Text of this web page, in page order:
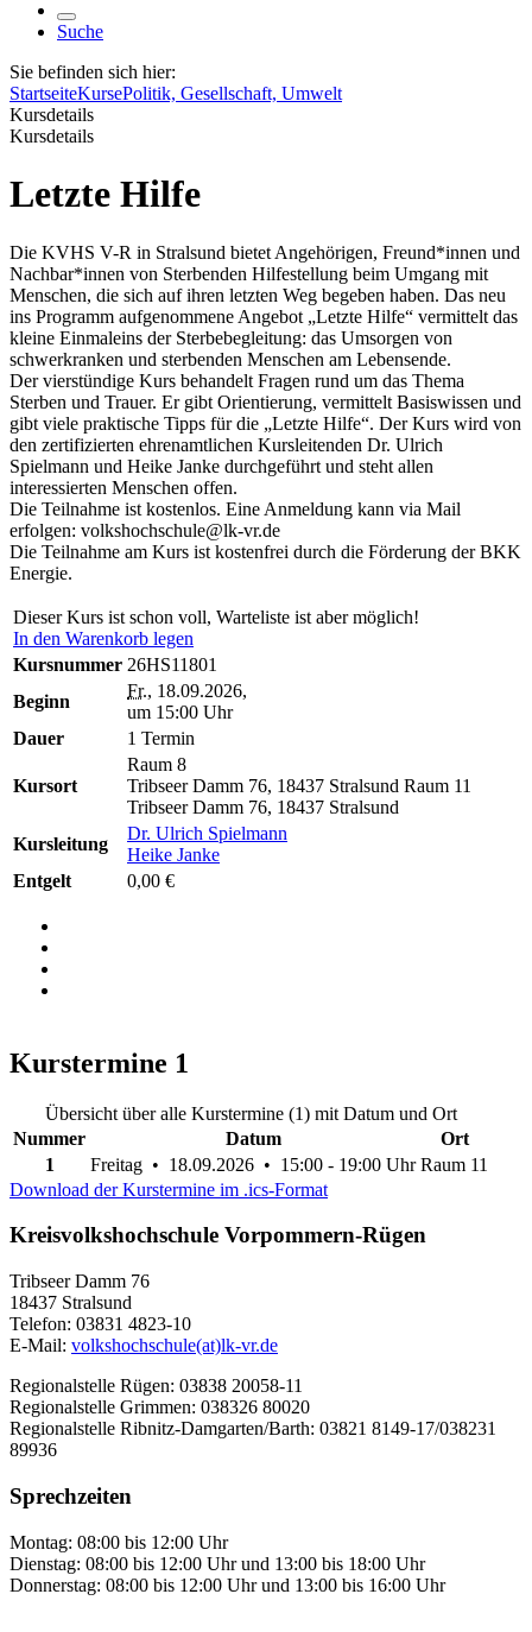
Suche
Sie befinden sich hier:
StartseiteKursePolitik, Gesellschaft, Umwelt
Kursdetails
Kursdetails
Letzte Hilfe
Die KVHS V-R in Stralsund bietet Angehörigen, Freund*innen und
Nachbar*innen von Sterbenden Hilfestellung beim Umgang mit
Menschen, die sich auf ihren letzten Weg begeben haben. Das neu
ins Programm aufgenommene Angebot „Letzte Hilfe“ vermittelt das
kleine Einmaleins der Sterbebegleitung: das Umsorgen von
schwerkranken und sterbenden Menschen am Lebensende.
Der vierstündige Kurs behandelt Fragen rund um das Thema
Sterben und Trauer. Er gibt Orientierung, vermittelt Basiswissen und
gibt viele praktische Tipps für die „Letzte Hilfe“. Der Kurs wird von
den zertifizierten ehrenamtlichen Kursleitenden Dr. Ulrich
Spielmann und Heike Janke durchgeführt und steht allen
interessierten Menschen offen.
Die Teilnahme ist kostenlos. Eine Anmeldung kann via Mail
erfolgen: volkshochschule@lk-vr.de
Die Teilnahme am Kurs ist kostenfrei durch die Förderung der BKK
Energie.
Dieser Kurs ist schon voll, Warteliste ist aber möglich!
In den Warenkorb legen
Kursnummer 26HS11801
Beginn
Fr., 18.09.2026,
um 15:00 Uhr
Dauer
1 Termin
Kursort
Raum 8
Tribseer Damm 76, 18437 Stralsund Raum 11
Tribseer Damm 76, 18437 Stralsund
Kursleitung
Dr. Ulrich Spielmann
Heike Janke
Entgelt
0,00 €
Kurstermine 1
Übersicht über alle Kurstermine (1) mit Datum und Ort
Nummer
Datum
Ort
1
Freitag • 18.09.2026 • 15:00 - 19:00 Uhr Raum 11
Download der Kurstermine im .ics-Format
Kreisvolkshochschule Vorpommern-Rügen
Tribseer Damm 76
18437 Stralsund
Telefon: 03831 4823-10
E-Mail: volkshochschule(at)lk-vr.de
Regionalstelle Rügen: 03838 20058-11
Regionalstelle Grimmen: 038326 80020
Regionalstelle Ribnitz-Damgarten/Barth: 03821 8149-17/038231
89936
Sprechzeiten
Montag: 08:00 bis 12:00 Uhr
Dienstag: 08:00 bis 12:00 Uhr und 13:00 bis 18:00 Uhr
Donnerstag: 08:00 bis 12:00 Uhr und 13:00 bis 16:00 Uhr